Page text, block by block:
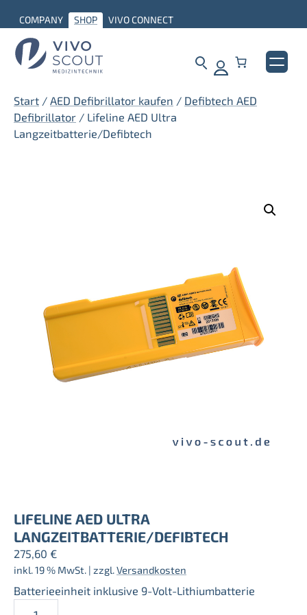
Inhalt
springen
COMPANY SHOP VIVO CONNECT
Start / AED Defibrillator kaufen / Defibtech AED
Defibrillator / Lifeline AED Ultra
Langzeitbatterie/Defibtech
LIFELINE AED ULTRA
LANGZEITBATTERIE/DEFIBTECH
275,60 €
inkl. 19 % MwSt. | zzgl.Versandkosten
Batterieeinheit inklusive 9-Volt-Lithiumbatterie